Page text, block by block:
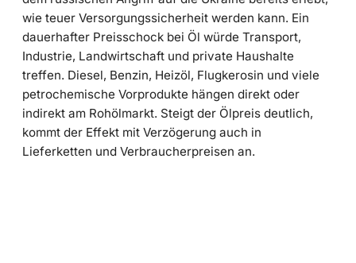
wie teuer Versorgungssicherheit werden kann. Ein
dauerhafter Preisschock bei Öl würde Transport,
Industrie, Landwirtschaft und private Haushalte
treffen. Diesel, Benzin, Heizöl, Flugkerosin und viele
petrochemische Vorprodukte hängen direkt oder
indirekt am Rohölmarkt. Steigt der Ölpreis deutlich,
kommt der Effekt mit Verzögerung auch in
Lieferketten und Verbraucherpreisen an.